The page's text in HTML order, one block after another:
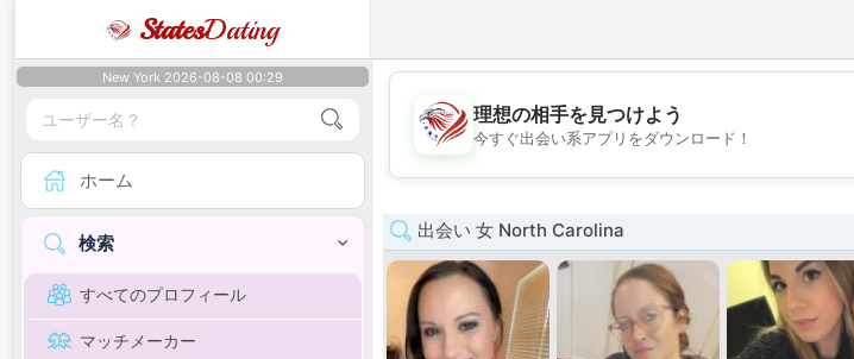
StatesDating
New York 2026-08-08 00:29
ホーム
検索
すべてのプロフィール
マッチメーカー
💖
理想の相手を見つけよう
今すぐ出会い系アプリをダウンロード！
出会い 女 North Carolina